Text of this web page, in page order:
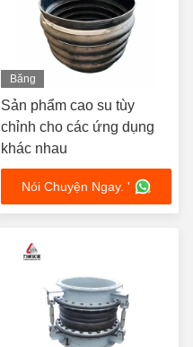
Băng
hình
Sản phẩm cao su tùy
chỉnh cho các ứng dụng
khác nhau
Nói Chuyện Ngay. '